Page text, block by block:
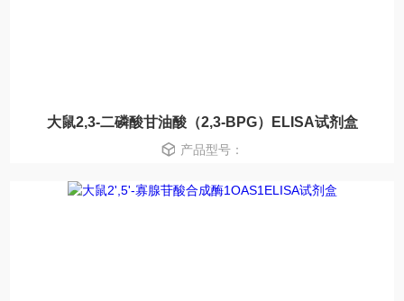
大鼠2,3-二磷酸甘油酸（2,3-BPG）ELISA试剂盒
产品型号：